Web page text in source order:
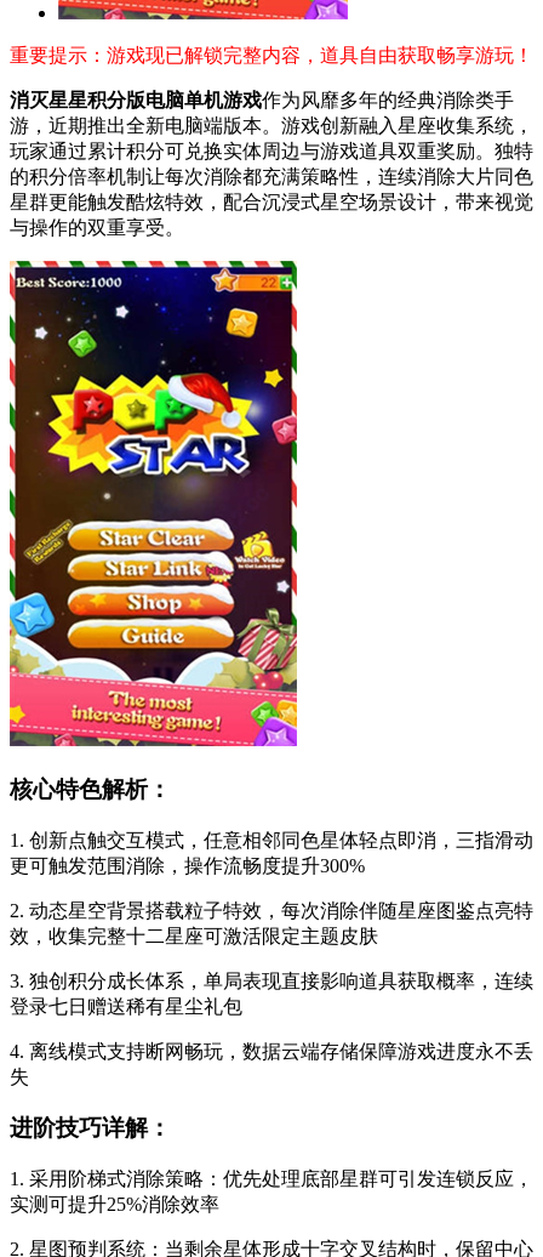
重要提示：游戏现已解锁完整内容，道具自由获取畅享游玩！
消灭星星积分版电脑单机游戏作为风靡多年的经典消除类手
游，近期推出全新电脑端版本。游戏创新融入星座收集系统，
玩家通过累计积分可兑换实体周边与游戏道具双重奖励。独特
的积分倍率机制让每次消除都充满策略性，连续消除大片同色
星群更能触发酷炫特效，配合沉浸式星空场景设计，带来视觉
与操作的双重享受。
核心特色解析：
1. 创新点触交互模式，任意相邻同色星体轻点即消，三指滑动
更可触发范围消除，操作流畅度提升300%
2. 动态星空背景搭载粒子特效，每次消除伴随星座图鉴点亮特
效，收集完整十二星座可激活限定主题皮肤
3. 独创积分成长体系，单局表现直接影响道具获取概率，连续
登录七日赠送稀有星尘礼包
4. 离线模式支持断网畅玩，数据云端存储保障游戏进度永不丢
失
进阶技巧详解：
1. 采用阶梯式消除策略：优先处理底部星群可引发连锁反应，
实测可提升25%消除效率
2. 星图预判系统：当剩余星体形成十字交叉结构时，保留中心